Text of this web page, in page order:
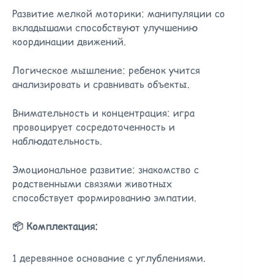
Развитие мелкой моторики: манипуляции со
вкладышами способствуют улучшению
координации движений.
Логическое мышление: ребенок учится
анализировать и сравнивать объекты.
Внимательность и концентрация: игра
провоцирует сосредоточенность и
наблюдательность.
Эмоциональное развитие: знакомство с
родственными связями животных
способствует формированию эмпатии.
📦 Комплектация:
1 деревянное основание с углублениями.